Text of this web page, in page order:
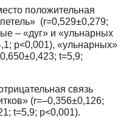
положительная
(r=0,529±0,279;
– «дуг» и «ульнарных
p<0,001), «ульнарных»
t=5,9;
связь
(r=–0,356±0,126;
t=5,9; p<0,001).